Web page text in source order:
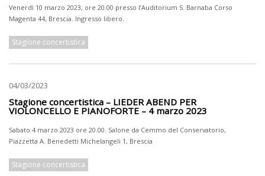
Venerdì 10 marzo 2023, ore 20.00 presso l’Auditorium S. Barnaba Corso
Magenta 44, Brescia. Ingresso libero.
Stagione concertistica
04/03/2023
Stagione concertistica – LIEDER ABEND PER
VIOLONCELLO E PIANOFORTE – 4 marzo 2023
Sabato 4 marzo 2023 ore 20.00. Salone da Cemmo del Conservatorio,
Piazzetta A. Benedetti Michelangeli 1, Brescia
Stagione concertistica